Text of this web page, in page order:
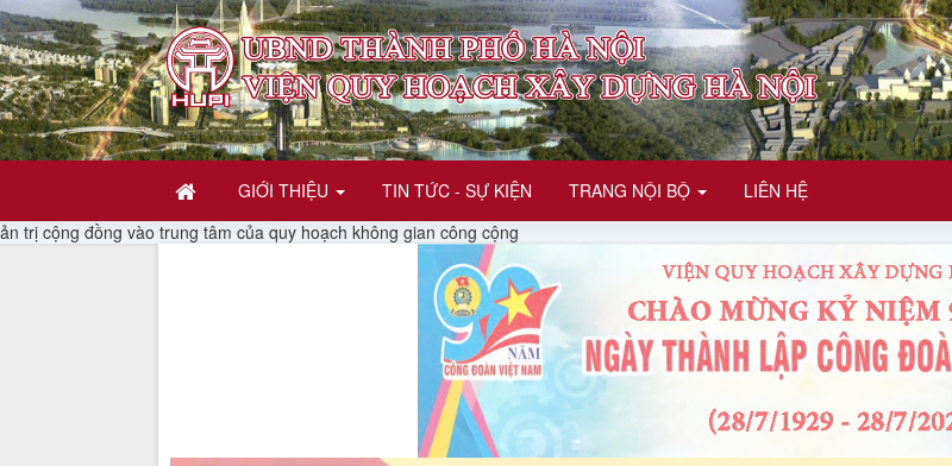
GIỚI THIỆU TIN TỨC - SỰ KIỆN TRANG NỘI BỘ
LIÊN HỆ
tâm của quy hoạch không gian công cộng